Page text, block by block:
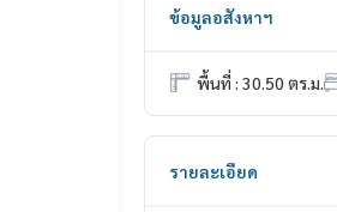
ข้อมูลอสังหาฯ
พื้นที่ : 30.50 ตร.ม.
รายละเอียด